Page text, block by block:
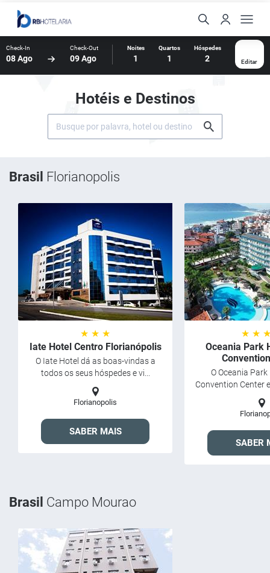
Check-In
08 Ago
Check-Out
09 Ago
Noites
1
Quartos
1
Hóspedes
2 Editar
Hotéis e Destinos
Brasil Florianopolis
★ ★ ★
Iate Hotel Centro Florianópolis
O Iate Hotel dá as boas-vindas a
todos os seus hóspedes e vi...
Florianopolis
SABER MAIS
★ ★
Oceania Park
O Oceania
Convention Center
SABER
Brasil Campo Mourao